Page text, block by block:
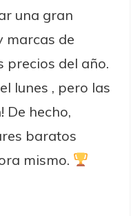
una gran
marcas de
precios del año.
lunes , pero las
De hecho,
baratos
mismo.